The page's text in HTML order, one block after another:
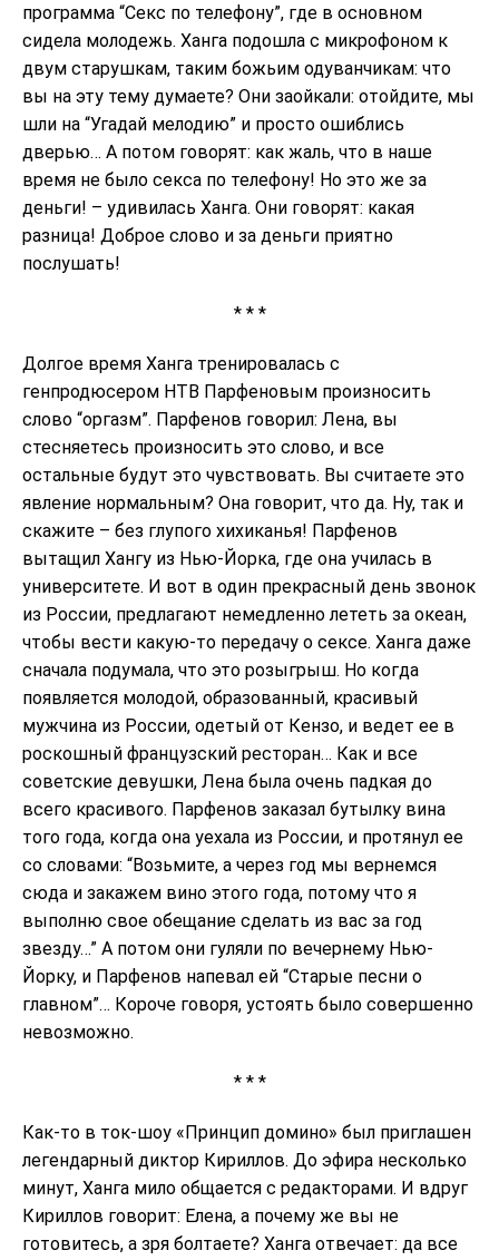
программа “Секс по телефону”, где в основном
сидела молодежь. Ханга подошла с микрофоном к
двум старушкам, таким божьим одуванчикам: что
вы на эту тему думаете? Они заойкали: отойдите, мы
шли на “Угадай мелодию” и просто ошиблись
дверью… А потом говорят: как жаль, что в наше
время не было секса по телефону! Но это же за
деньги! – удивилась Ханга. Они говорят: какая
разница! Доброе слово и за деньги приятно
послушать!
* * *
Долгое время Ханга тренировалась с
генпродюсером НТВ Парфеновым произносить
слово “оргазм”. Парфенов говорил: Лена, вы
стесняетесь произносить это слово, и все
остальные будут это чувствовать. Вы считаете это
явление нормальным? Она говорит, что да. Ну, так и
скажите – без глупого хихиканья! Парфенов
вытащил Хангу из Нью-Йорка, где она училась в
университете. И вот в один прекрасный день звонок
из России, предлагают немедленно лететь за океан,
чтобы вести какую-то передачу о сексе. Ханга даже
сначала подумала, что это розыгрыш. Но когда
появляется молодой, образованный, красивый
мужчина из России, одетый от Кензо, и ведет ее в
роскошный французский ресторан… Как и все
советские девушки, Лена была очень падкая до
всего красивого. Парфенов заказал бутылку вина
того года, когда она уехала из России, и протянул ее
со словами: “Возьмите, а через год мы вернемся
сюда и закажем вино этого года, потому что я
выполню свое обещание сделать из вас за год
звезду…” А потом они гуляли по вечернему Нью-
Йорку, и Парфенов напевал ей “Старые песни о
главном”… Короче говоря, устоять было совершенно
невозможно.
* * *
Как-то в ток-шоу «Принцип домино» был приглашен
легендарный диктор Кириллов. До эфира несколько
минут, Ханга мило общается с редакторами. И вдруг
Кириллов говорит: Елена, а почему же вы не
готовитесь, а зря болтаете? Ханга отвечает: да все